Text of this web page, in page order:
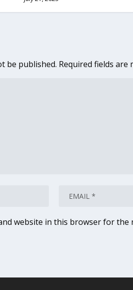
be published. Required fields are
website in this browser for the